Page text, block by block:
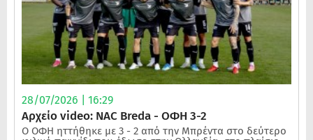
28/07/2026 | 16:29
Αρχείο video: NAC Breda - ΟΦΗ 3-2
Ο ΟΦΗ ηττήθηκε με 3 - 2 από την Μπρέντα στο δεύτερο